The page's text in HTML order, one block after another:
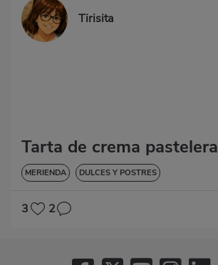
Tirisita
Tarta de crema pastelera
MERIENDA DULCES Y POSTRES
3 2